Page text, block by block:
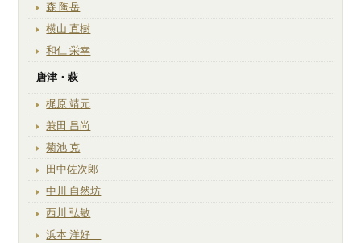
森 陶岳
横山 直樹
和仁 栄幸
唐津・萩
梶原 靖元
兼田 昌尚
菊池 克
田中佐次郎
中川 自然坊
西川 弘敏
浜本 洋好